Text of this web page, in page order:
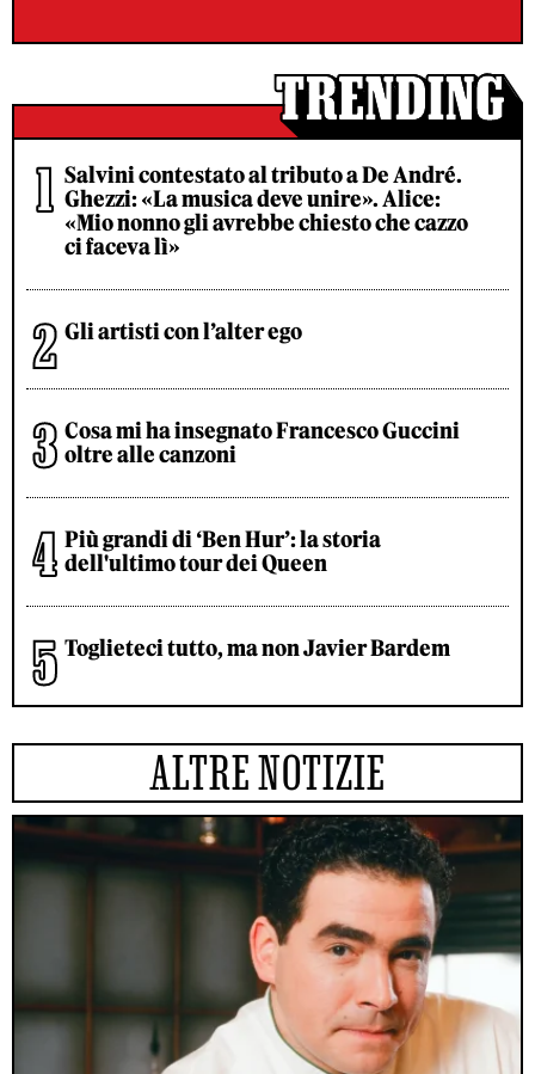
Salvini contestato al tributo a De André.
Ghezzi: «La musica deve unire». Alice:
«Mio nonno gli avrebbe chiesto che cazzo
ci faceva lì»
Gli artisti con l’alter ego
Cosa mi ha insegnato Francesco Guccini
oltre alle canzoni
Più grandi di ‘Ben Hur’: la storia
dell'ultimo tour dei Queen
Toglieteci tutto, ma non Javier Bardem
ALTRE NOTIZIE